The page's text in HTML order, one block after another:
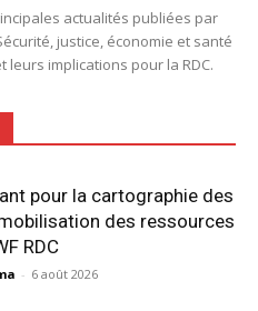
actualités publiées par
justice, économie et santé
implications pour la RDC.
pour la cartographie des
des ressources
RDC
- 6 août 2026